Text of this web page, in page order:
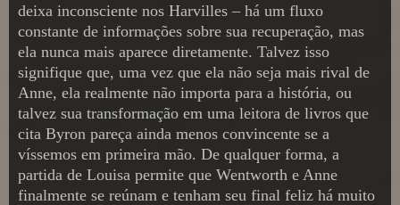
deixa inconsciente nos Harvilles – há um fluxo
constante de informações sobre sua recuperação, mas
ela nunca mais aparece diretamente. Talvez isso
signifique que, uma vez que ela não seja mais rival de
Anne, ela realmente não importa para a história, ou
talvez sua transformação em uma leitora de livros que
cita Byron pareça ainda menos convincente se a
víssemos em primeira mão. De qualquer forma, a
partida de Louisa permite que Wentworth e Anne
finalmente se reúnam e tenham seu final feliz há muito